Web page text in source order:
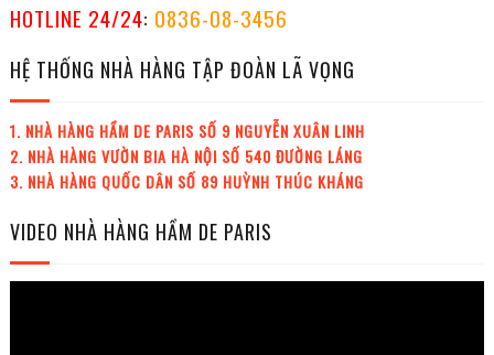
HOTLINE 24/24: 0836-08-3456
HỆ THỐNG NHÀ HÀNG TẬP ĐOÀN LÃ VỌNG
1. NHÀ HÀNG HẦM DE PARIS SỐ 9 NGUYỄN XUÂN LINH
2. NHÀ HÀNG VƯỜN BIA HÀ NỘI SỐ 540 ĐƯỜNG LÁNG
3. NHÀ HÀNG QUỐC DÂN SỐ 89 HUỲNH THÚC KHÁNG
VIDEO NHÀ HÀNG HẦM DE PARIS